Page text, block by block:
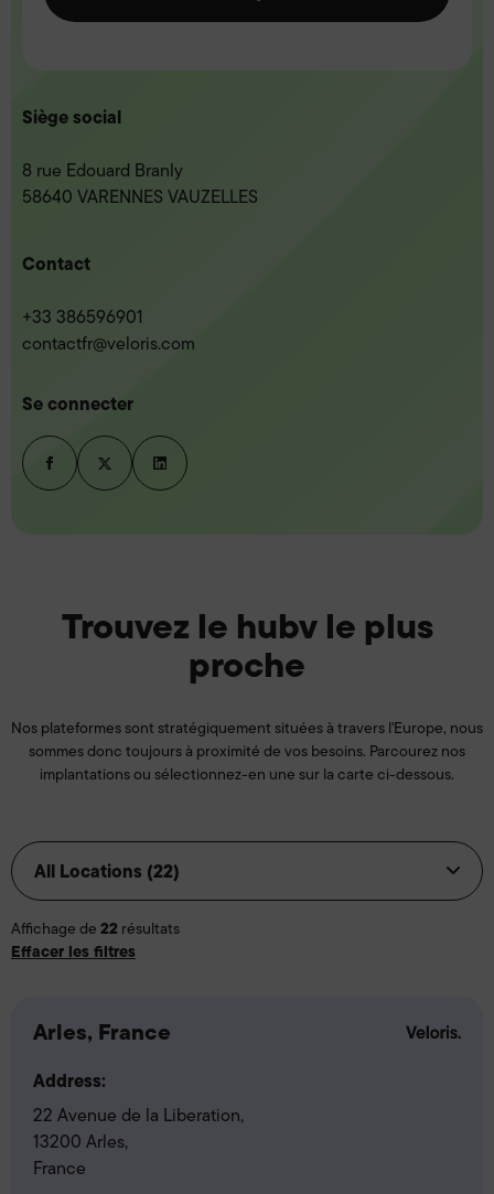
Siège social
8 rue Edouard Branly
58640 VARENNES VAUZELLES
Contact
+33 386596901
contactfr@veloris.com
Se connecter
Trouvez le hubv le plus
proche
Nos plateformes sont stratégiquement situées à travers l'Europe, nous
sommes donc toujours à proximité de vos besoins. Parcourez nos
implantations ou sélectionnez-en une sur la carte ci-dessous.
Affichage de 22 résultats
Effacer les filtres
Arles, France
Address:
22 Avenue de la Liberation,
13200 Arles,
France